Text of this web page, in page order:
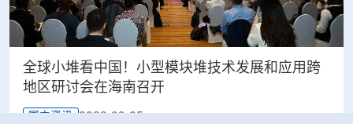
全球小堆看中国！小型模块堆技术发展和应用跨
地区研讨会在海南召开
国内资讯 2023-09-05